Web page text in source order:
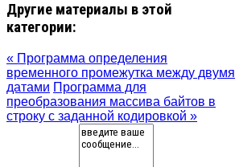
Другие материалы в этой
категории:
« Программа определения
временного промежутка между двумя
датами Программа для
преобразования массива байтов в
строку с заданной кодировкой »